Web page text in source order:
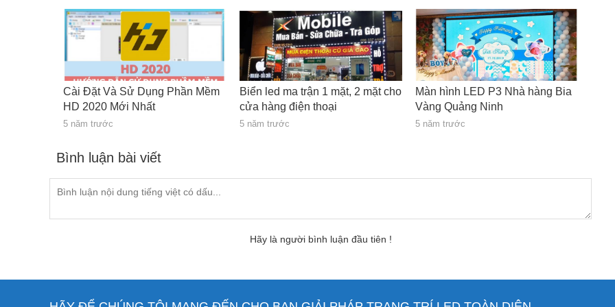
Cài Đặt Và Sử Dụng Phần Mềm
HD 2020 Mới Nhất
5 năm trước
Biển led ma trận 1 mặt, 2 mặt cho
cửa hàng điện thoại
5 năm trước
Màn hình LED P3 Nhà hàng Bia
Vàng Quảng Ninh
5 năm trước
Bình luận bài viết
Hãy là người bình luận đầu tiên !